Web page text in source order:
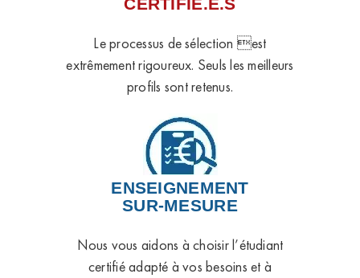
CERTIFIÉ.E.S
Le processus de sélection est
extrêmement rigoureux. Seuls les meilleurs
profils sont retenus.
ENSEIGNEMENT
SUR-MESURE
Nous vous aidons à choisir l’étudiant
certifié adapté à vos besoins et à